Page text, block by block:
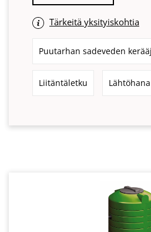
Tärkeitä yksityiskohtia
Puutarhan sadeveden
Liitäntäletku Lähtöhana